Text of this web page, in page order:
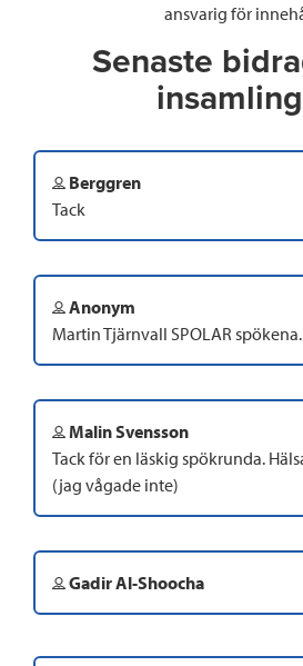
ansvarig för
Senaste
Berggren
Tack
Anonym
Martin Tjärnvall SPOLAR spökena.
Malin Svensson
Tack för en läskig spökrunda.
(jag vågade inte)
Gadir Al-Shoocha